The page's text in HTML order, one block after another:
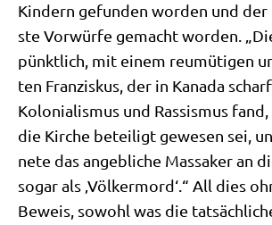
Kin­dern gefun­den wor­den und
ste Vor­wür­fe gemacht wor­den.
pünkt­lich, mit einem reu­mü­ti­gen
ten Fran­zis­kus, der in Kana­da
Kolo­nia­lis­mus und Ras­sis­mus fand,
die Kir­che betei­ligt gewe­sen sei,
ne­te das angeb­li­che Mas­sa­ker an
sogar als ‚Völ­ker­mord‘.“ All dies
Beweis, sowohl was die